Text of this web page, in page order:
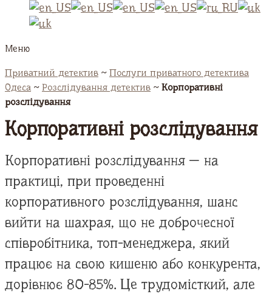
Меню
Приватний детектив ~ Послуги приватного детектива
Одеса ~ Розслідування детектив ~ Корпоративні
розслідування
Корпоративні розслідування
Корпоративні розслідування — на
практиці, при проведенні
корпоративного розслідування, шанс
вийти на шахрая, що не доброчесної
співробітника, топ-менеджера, який
працює на свою кишеню або конкурента,
дорівнює 80-85%. Це трудомісткий, але